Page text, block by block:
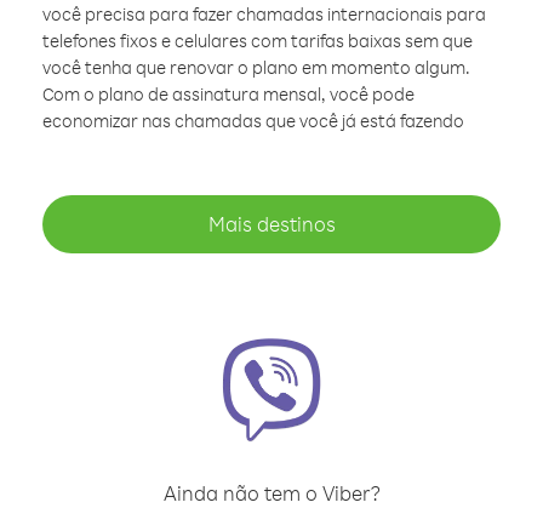
você precisa para fazer chamadas internacionais para
telefones fixos e celulares com tarifas baixas sem que
você tenha que renovar o plano em momento algum.
Com o plano de assinatura mensal, você pode
economizar nas chamadas que você já está fazendo
Mais destinos
Ainda não tem o Viber?